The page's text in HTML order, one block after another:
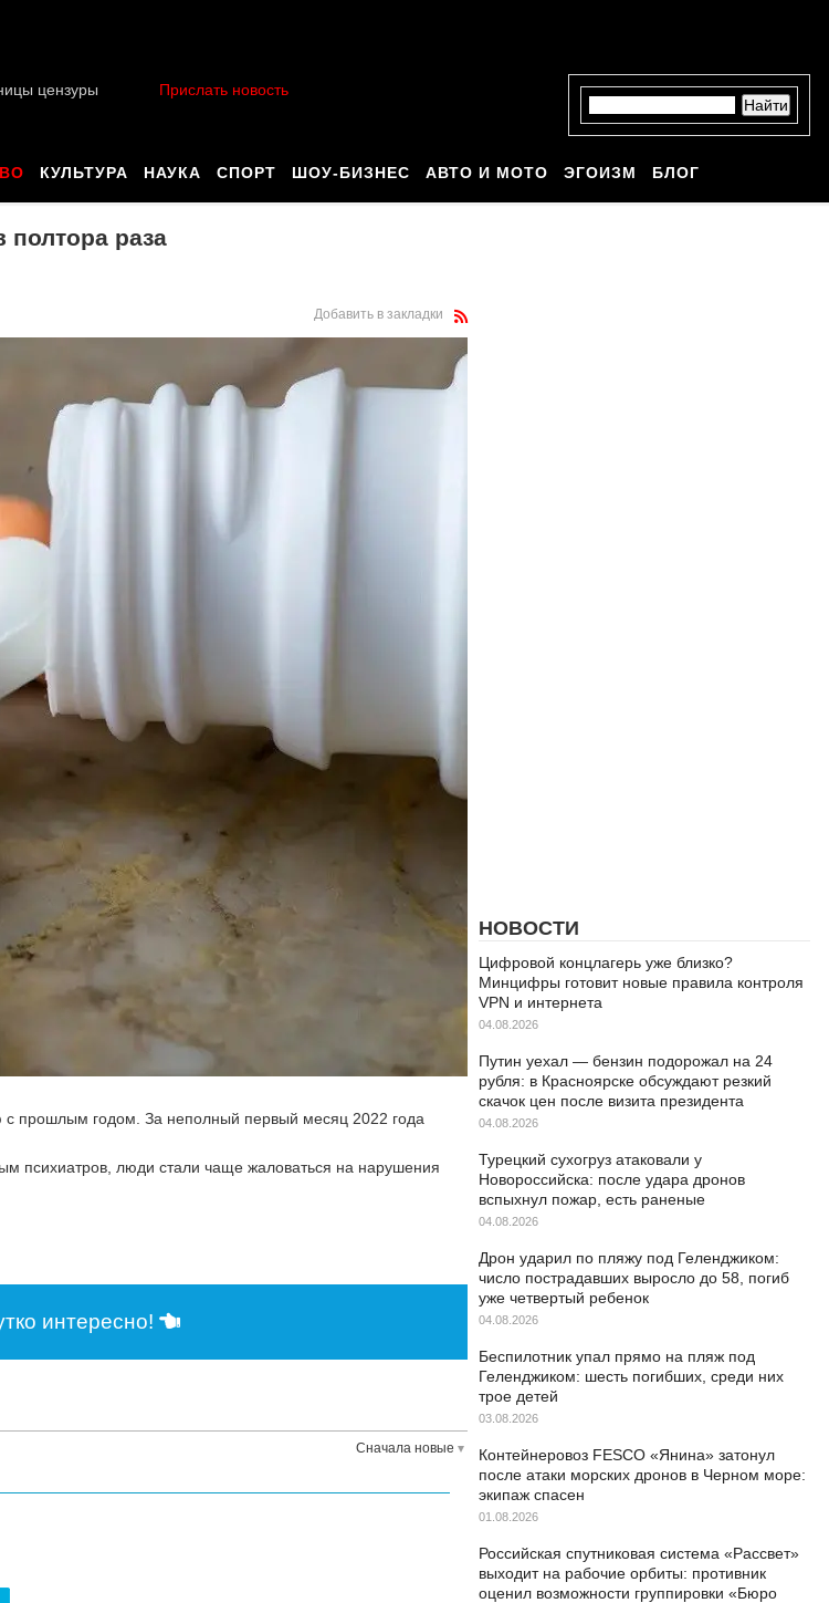
цензуры
Прислать новость
КУЛЬТУРА НАУКА СПОРТ ШОУ-БИЗНЕС АВТО И МОТО ЭГОИЗМ БЛОГ
раза
Добавить в закладки
с прошлым годом. За неполный первый месяц 2022 года
психиатров, люди стали чаще жаловаться на нарушения
интересно!
Сначала новые
НОВОСТИ
Цифровой концлагерь уже близко?
Минцифры готовит новые правила контроля
VPN и интернета
04.08.2026
Путин уехал — бензин подорожал на 24
рубля: в Красноярске обсуждают резкий
скачок цен после визита президента
04.08.2026
Турецкий сухогруз атаковали у
Новороссийска: после удара дронов
вспыхнул пожар, есть раненые
04.08.2026
Дрон ударил по пляжу под Геленджиком:
число пострадавших выросло до 58, погиб
уже четвертый ребенок
04.08.2026
Беспилотник упал прямо на пляж под
Геленджиком: шесть погибших, среди них
трое детей
03.08.2026
Контейнеровоз FESCO «Янина» затонул
после атаки морских дронов в Черном море:
экипаж спасен
01.08.2026
Российская спутниковая система «Рассвет»
выходит на рабочие орбиты: противник
оценил возможности группировки «Бюро